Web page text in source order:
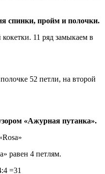
спинки, пройм и полочки.
11 ряд замыкаем в
52 петли, на второй
«Ажурная путанка».
равен 4 петлям.
=31